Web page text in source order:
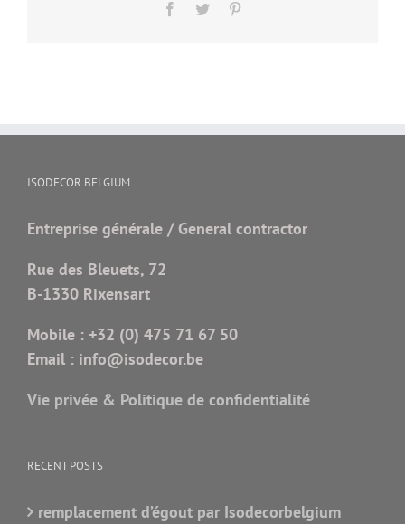
Facebook
Twitter
ISODECOR BELGIUM
Entreprise générale / General contractor
Rue des Bleuets, 72
B-1330 Rixensart
Mobile : +32 (0) 475 71 67 50
Email : info@isodecor.be
Vie privée & Politique de confidentialité
RECENT POSTS
remplacement d’égout par Isodecorbelgium